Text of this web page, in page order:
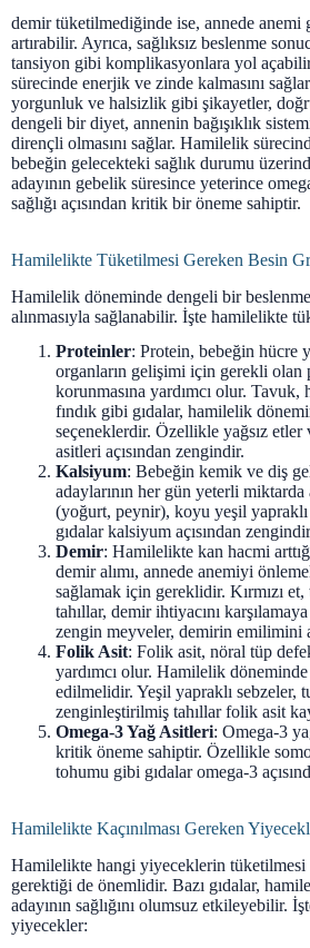
demir tüketilmediğinde ise, annede
artırabilir. Ayrıca, sağlıksız beslenme
tansiyon gibi komplikasyonlara yol
sürecinde enerjik ve zinde kalmasını
yorgunluk ve halsizlik gibi şikayetler,
dengeli bir diyet, annenin bağışıklık
dirençli olmasını sağlar. Hamilelik
bebeğin gelecekteki sağlık durumu
adayının gebelik süresince yeterince
sağlığı açısından kritik bir öneme sahiptir.
Hamilelikte Tüketilmesi Gereken Besin
Hamilelik döneminde dengeli bir
alınmasıyla sağlanabilir. İşte hamilelikte
Proteinler: Protein, bebeğin hücre
organların gelişimi için gerekli olan
korunmasına yardımcı olur. Tavuk,
fındık gibi gıdalar, hamilelik
seçeneklerdir. Özellikle yağsız
asitleri açısından zengindir.
Kalsiyum: Bebeğin kemik ve diş
adaylarının her gün yeterli
(yoğurt, peynir), koyu yeşil
gıdalar kalsiyum açısından
Demir: Hamilelikte kan hacmi
demir alımı, annede anemiyi
sağlamak için gereklidir. Kırmızı
tahıllar, demir ihtiyacını
zengin meyveler, demirin emilimini
Folik Asit: Folik asit, nöral tüp
yardımcı olur. Hamilelik
edilmelidir. Yeşil yapraklı
zenginleştirilmiş tahıllar folik asit
Omega-3 Yağ Asitleri: Omega-3
kritik öneme sahiptir. Özellikle
tohumu gibi gıdalar omega-3
Hamilelikte Kaçınılması Gereken
Hamilelikte hangi yiyeceklerin tüketilmesi
gerektiği de önemlidir. Bazı gıdalar,
adayının sağlığını olumsuz etkileyebilir.
yiyecekler: